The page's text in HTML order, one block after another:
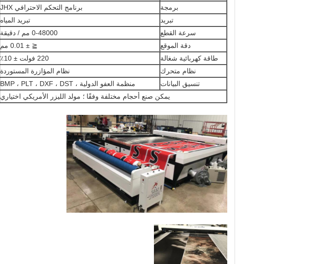
برمجة
برنامج التحكم الاحترافي JHX
تبريد
تبريد المياه
سرعة القطع
0-48000 مم / دقيقة
دقة الموقع
≦ ± 0.01 مم
طاقة كهربائية شغالة
220 فولت ± 10٪
نظام متحرك
نظام المؤازرة المستوردة
تنسيق البيانات
منظمة العفو الدولية ، BMP ، PLT ، DXF ، DST
يمكن صنع أحجام مختلفة وفقًا ؛ مولد الليزر الأمريكي اختياري